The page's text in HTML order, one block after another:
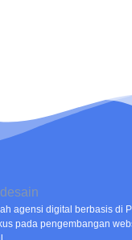
agensi digital berbasis di
pada pengembangan